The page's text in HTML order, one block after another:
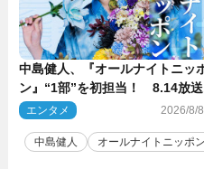
中島健人、『オールナイトニッ
ン』“1部”を初担当！ 8.14放送
エンタメ 2026/8/
中島健人 オールナイトニッポン